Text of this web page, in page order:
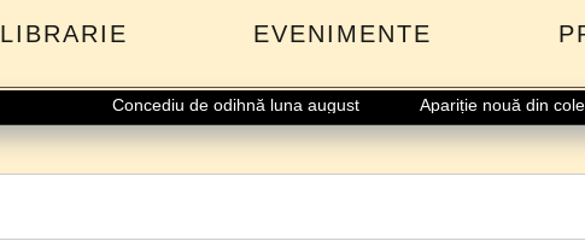
LIBRARIE EVENIMENTE
Concediu de odihnă luna august Apariție nouă din